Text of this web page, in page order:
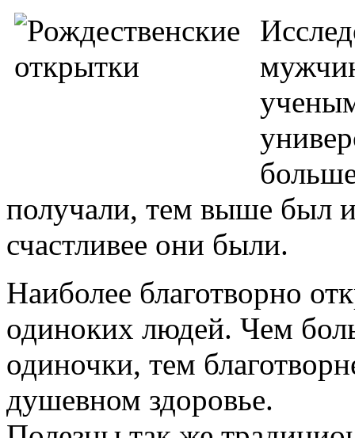
получали, тем выше был
счастливее они были.
Наиболее благотворно
одиноких людей. Чем
одиночки, тем
душевном здоровье.